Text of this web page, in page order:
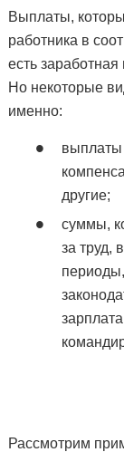
Выплаты,
работника в
есть
Но некоторые
именно:
выплаты
другие;
суммы,
за труд,
Рассмотрим